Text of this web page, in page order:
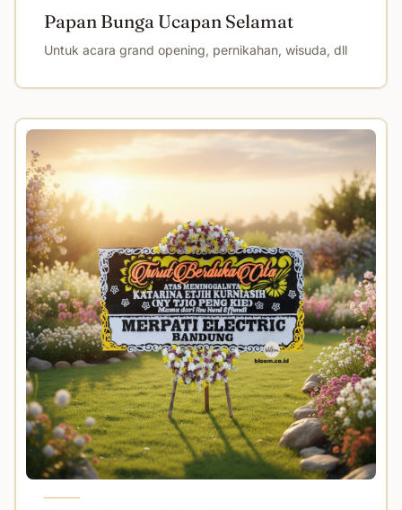
Papan Bunga Ucapan Selamat
Untuk acara grand opening, pernikahan, wisuda, dll